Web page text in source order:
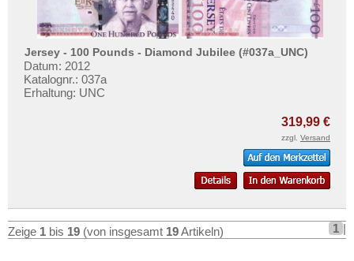
Jersey - 100 Pounds - Diamond Jubilee (#037a_UNC)
Datum: 2012
Katalognr.: 037a
Erhaltung: UNC
319,99 €
zzgl. Versand
Zeige 1 bis 19 (von insgesamt 19Artikeln) 1 |